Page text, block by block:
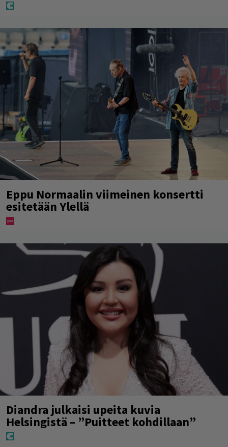
Eppu Normaalin viimeinen konsertti
esitetään Ylellä
Diandra julkaisi upeita kuvia
Helsingistä – ”Puitteet kohdillaan”